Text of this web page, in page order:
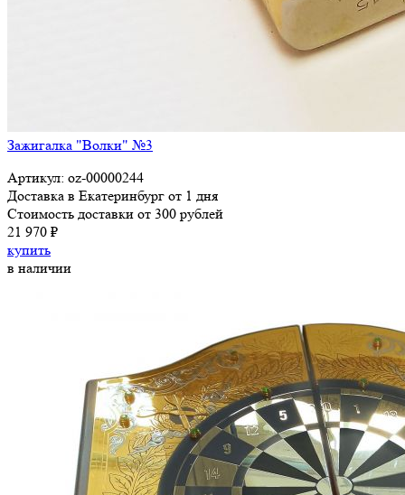
Зажигалка "Волки" №3
Артикул: oz-00000244
Доставка в Екатеринбург от 1 дня
Стоимость доставки от 300 рублей
21 970 ₽
купить
в наличии